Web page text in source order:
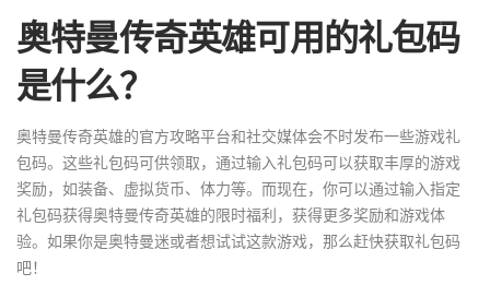
奥特曼传奇英雄可用的礼包码
是什么？
奥特曼传奇英雄的官方攻略平台和社交媒体会不时发布一些游戏礼
包码。这些礼包码可供领取，通过输入礼包码可以获取丰厚的游戏
奖励，如装备、虚拟货币、体力等。而现在，你可以通过输入指定
礼包码获得奥特曼传奇英雄的限时福利，获得更多奖励和游戏体
验。如果你是奥特曼迷或者想试试这款游戏，那么赶快获取礼包码
吧！